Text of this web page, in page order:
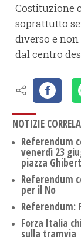
Costituzione
soprattutto
diverso e
dal centro
NOTIZIE
Referendum
venerdì 23
piazza
Referendum
per il No
Referendum:
Forza Italia
sulla tramvia